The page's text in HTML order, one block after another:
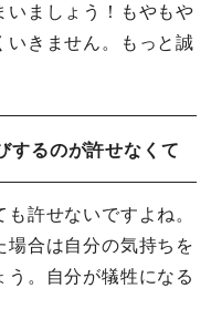
いましょう！もやもや
いきません。もっと誠
するのが許せなくて
許せないですよね。
合は自分の気持ちを
。自分が犠牲になる